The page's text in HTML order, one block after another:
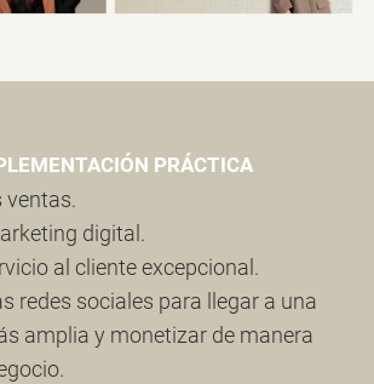
PRÁCTICA
ventas.
digital.
al cliente excepcional.
redes sociales para llegar a una
amplia y monetizar de manera